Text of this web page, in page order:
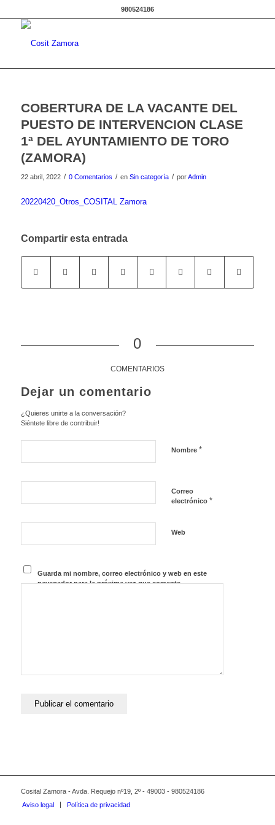
980524186
COBERTURA DE LA VACANTE DEL
PUESTO DE INTERVENCION CLASE
1ª DEL AYUNTAMIENTO DE TORO
(ZAMORA)
22 abril, 2022 / 0 Comentarios / en Sin categoría / porAdmin
20220420_Otros_COSITAL Zamora
Compartir esta entrada
0
COMENTARIOS
Dejar un comentario
¿Quieres unirte a la conversación?
Siéntete libre de contribuir!
Nombre *
Correo
electrónico *
Web
Guarda mi nombre, correo electrónico y web en este
navegador para la próxima vez que comente.
Cosital Zamora - Avda. Requejo nº19, 2º - 49003 - 980524186
Aviso legal
Política de privacidad